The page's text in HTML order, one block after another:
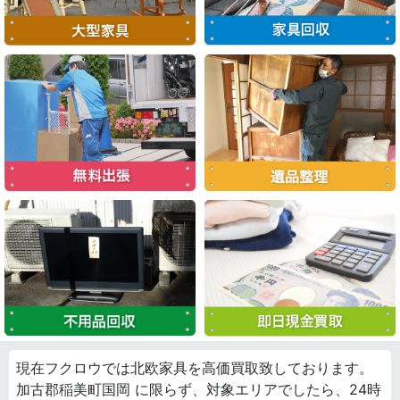
現在フクロウでは北欧家具を高価買取致しております。
加古郡稲美町国岡 に限らず、対象エリアでしたら、24時